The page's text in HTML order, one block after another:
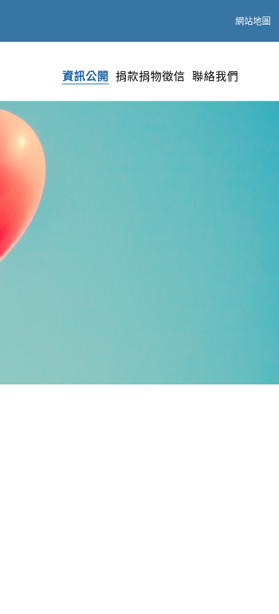
網站地圖
資訊公開 捐款捐物徵信 聯絡我們